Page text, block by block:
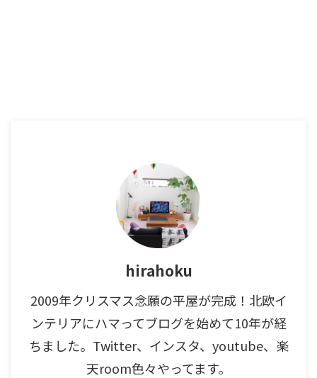
hirahoku
2009年クリスマス念願の平屋が完成！北欧イ
ンテリアにハマってブログを始めて10年が経
ちました。Twitter、インスタ、youtube、楽
天room色々やってます。